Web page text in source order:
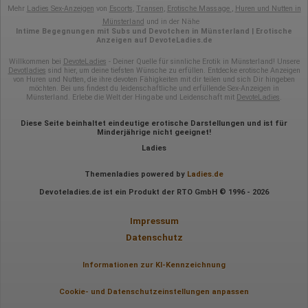
übertragen und dort gekürzt. Die von dem Browser des Nutzers
übermittelte IP-Adresse wird nicht mit anderen Daten von Google
zusammengeführt.
Herkunft (Land und Stadt)
Sprache
Betriebssystem
Browser und alle verwendeten Add-ons
Auflösung des Computers
Welche Videos angeschaut?
Wohin ging der Besucher? Klickte er auf weitere Seiten des
Wie lange blieb der Besucher?
Wir nutzen Hotjar als Webanalysedient. Es wird verwendet, um
Mehr Ladies Sex-Anzeigen von Escorts, Transen, Erotische Massage , Huren und Nutten in
Münsterland und in der Nähe
Intime Begegnungen mit Subs und Devotchen in Münsterland | Erotische
Anzeigen auf DevoteLadies.de
Willkommen bei DevoteLadies - Deiner Quelle für sinnliche Erotik in Münsterland! Unsere
Devotladies sind hier, um deine tiefsten Wünsche zu erfüllen. Entdecke erotische Anzeigen
von Huren und Nutten, die ihre devoten Fähigkeiten mit dir teilen und sich Dir hingeben
möchten. Bei uns findest du leidenschaftliche und erfüllende Sex-Anzeigen in
Münsterland. Erlebe die Welt der Hingabe und Leidenschaft mit DevoteLadies.
Diese Seite beinhaltet eindeutige erotische Darstellungen und ist für
Minderjährige nicht geeignet!
Ladies
Themenladies powered by Ladies.de
Devoteladies.de ist ein Produkt der RTO GmbH © 1996 - 2026
Impressum
Datenschutz
Informationen zur KI-Kennzeichnung
Cookie- und Datenschutzeinstellungen anpassen